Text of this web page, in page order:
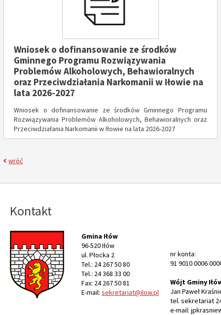
Wniosek o dofinansowanie ze środków
Gminnego Programu Rozwiązywania
Problemów Alkoholowych, Behawioralnych
oraz Przeciwdziałania Narkomanii w Iłowie na
lata 2026-2027
Wniosek o dofinansowanie ze środków Gminnego Programu
Rozwiązywania Problemów Alkoholowych, Behawioralnych oraz
Przeciwdziałania Narkomanii w Iłowie na lata 2026-2027
wróć
Kontakt
Gmina Iłów
96-520 Iłów
ul. Płocka 2
Tel.: 24 267 50 80
Tel.: 24 368 33 00
Fax: 24 267 50 81
E-mail: sekretariat@ilow.pl
nr konta:
91 9010 0006
Wójt Gminy
Jan Paweł
tel. sekretariat
e-mail: